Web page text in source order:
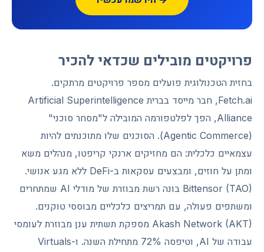
פרויקטים מובילים שכדאי להכיר
בחזית הטכנולוגית פועלים מספר פרויקטים מרתקים.
Fetch.ai, חבר מייסד בברית Artificial Superintelligence
Alliance, הפך לפלטפורמה המובילה ל"מסחר סוכני"
(Agentic Commerce). הסוכנים שלו מתוכנתים להיות
עצמאיים כלכלית: הם מחזיקים ארנקי קריפטו, מנהלים משא
ומתן על חוזים, ומבצעים עסקאות ב-DeFi ללא מגע אנושי.
Bittensor (TAO) בונה רשת מבוזרת של מודלי AI שמתחרים
ומשתפים פעולה, עם תמריצים כלכליים מבוססי טוקנים.
Akash Network (AKT) מספקת תשתית ענן מבוזרת לעומסי
עבודה של AI, וטיפסה 72% מתחילת השנה. ו-Virtuals